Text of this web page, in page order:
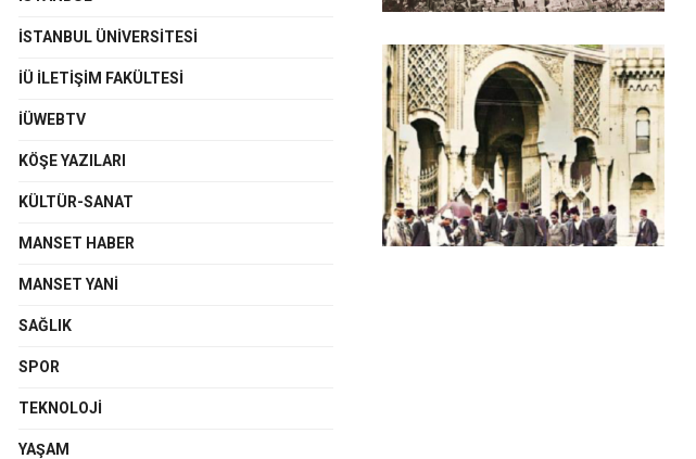
İSTANBUL ÜNIVERSITESI
İÜ İLETIŞIM FAKÜLTESI
İÜWEBTV
KÖŞE YAZILARI
KÜLTÜR-SANAT
MANSET HABER
MANSET YANI
SAĞLIK
SPOR
TEKNOLOJI
YAŞAM